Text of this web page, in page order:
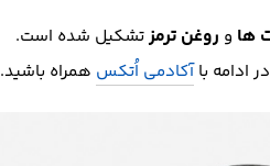
ها و روغن ترمزتشکیل شده است.
ادامه باآکادمی اُتکس همراه باشید.